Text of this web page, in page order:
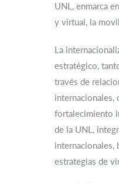
UNL, enmarca
y virtual, la
La
estratégico,
través de
internacionales,
fortalecimiento
de la UNL,
internacionales,
estrategias de